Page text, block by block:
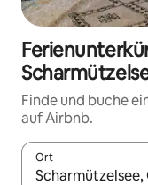
Finde und buche
auf Airbnb.
Ort
Wenn Ergebnisse